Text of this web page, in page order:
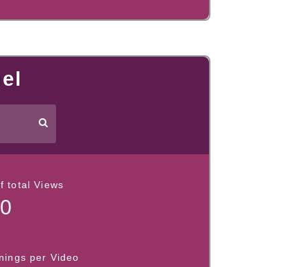
total Views
0
per Video